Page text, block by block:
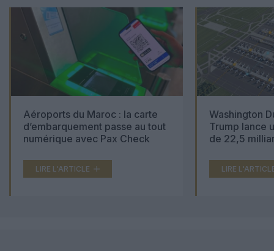
Aéroports du Maroc : la carte
d’embarquement passe au tout
numérique avec Pax Check
LIRE L'ARTICLE
Washington
Trump lance
de 22,5
LIRE